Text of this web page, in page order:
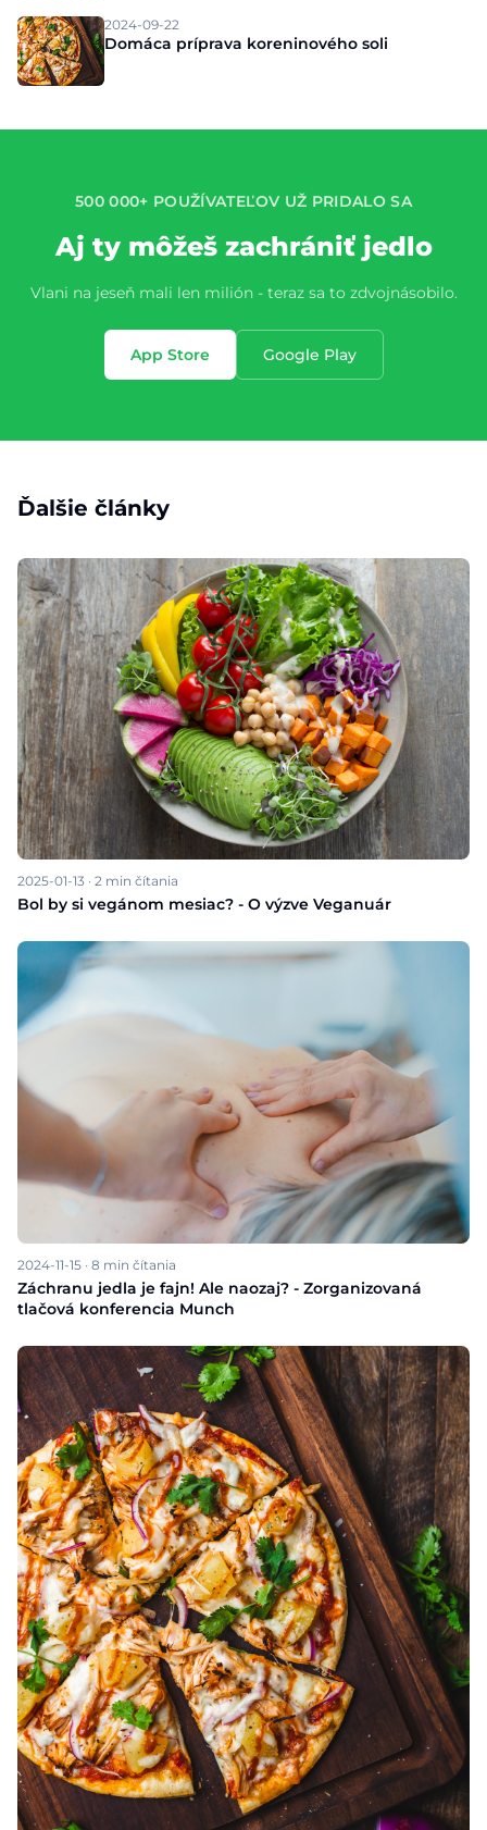
2024-09-22
Domáca príprava koreninového soli
500 000+ POUŽÍVATEĽOV UŽ PRIDALO SA
Aj ty môžeš zachrániť jedlo
Vlani na jeseň mali len milión - teraz sa to zdvojnásobilo.
App Store Google Play
Ďalšie články
2025-01-13 · 2 min čítania
Bol by si vegánom mesiac? - O výzve Veganuár
2024-11-15 · 8 min čítania
Záchranu jedla je fajn! Ale naozaj? - Zorganizovaná
tlačová konferencia Munch